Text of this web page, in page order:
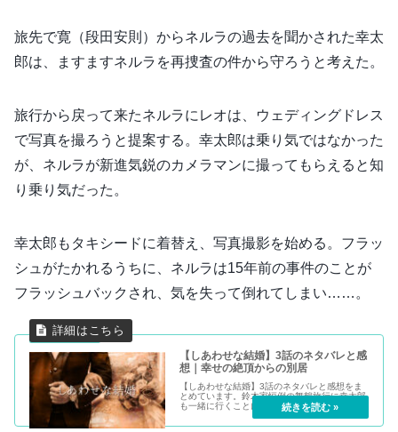
旅先で寛（段田安則）からネルラの過去を聞かされた幸太
郎は、ますますネルラを再捜査の件から守ろうと考えた。
旅行から戻って来たネルラにレオは、ウェディングドレス
で写真を撮ろうと提案する。幸太郎は乗り気ではなかった
が、ネルラが新進気鋭のカメラマンに撮ってもらえると知
り乗り気だった。
幸太郎もタキシードに着替え、写真撮影を始める。フラッ
シュがたかれるうちに、ネルラは15年前の事件のことが
フラッシュバックされ、気を失って倒れてしまい……。
【しあわせな結婚】3話のネタバレと感
想｜幸せの絶頂からの別居
【しあわせな結婚】3話のネタバレと感想をま
とめています。鈴木家恒例の舞鶴旅行に幸太郎
も一緒に行くことになり、より絆を深めたネル
ラと幸太郎だった。レオのはからいで写真を撮
ることになった2人、しかしネルラは撮影中に